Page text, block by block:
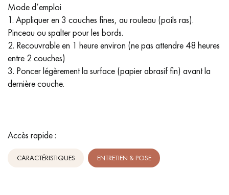
Mode d’emploi
1. Appliquer en 3 couches fines, au rouleau (poils ras).
Pinceau ou spalter pour les bords.
2. Recouvrable en 1 heure environ (ne pas attendre 48 heures
entre 2 couches)
3. Poncer légèrement la surface (papier abrasif fin) avant la
dernière couche.
Accès rapide :
CARACTÉRISTIQUES ENTRETIEN & POSE